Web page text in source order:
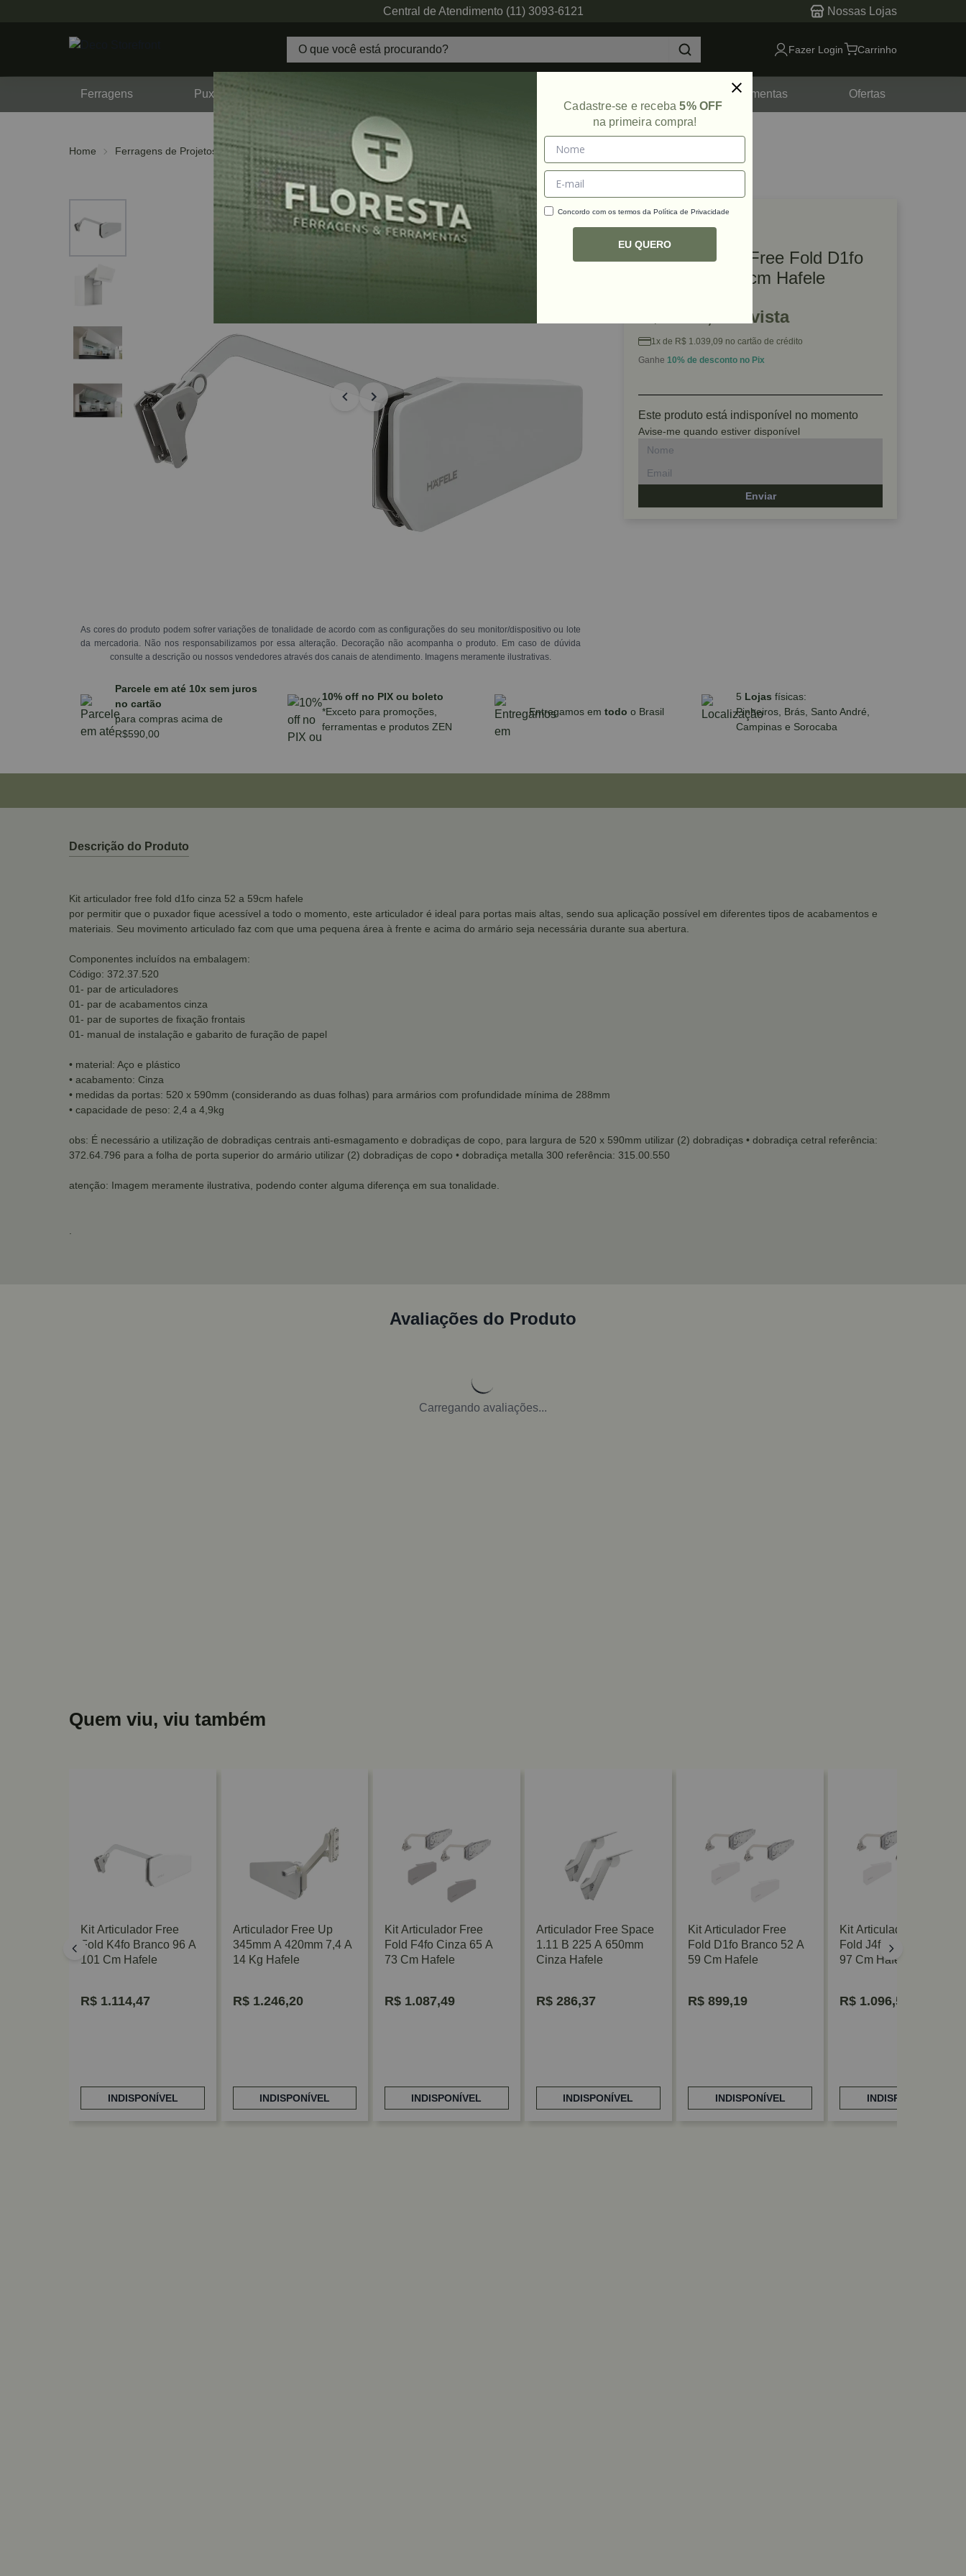
Central de Atendimento (11) 3093-6121 Nossas Lojas
Fazer Login Carrinho
Ferragens Puxadores Ferramentas Ofertas
Home Ferragens de Projetos Hafele Free
As cores do produto podem sofrer variações de tonalidade de acordo com as configurações do seu monitor/dispositivo ou lote
da mercadoria. Não nos responsabilizamos por essa alteração. Decoração não acompanha o produto. Em caso de dúvida
consulte a descrição ou nossos vendedores através dos canais de atendimento. Imagens meramente ilustrativas.
Ref: 46903
Kit Articulador Free Fold D1fo
Cinza 52 a 59 cm Hafele
R$ 1.039,09 à vista
1x de R$ 1.039,09 no cartão de crédito
Ganhe 10% de desconto no Pix
Este produto está indisponível no momento
Avise-me quando estiver disponível
Enviar
Parcele em até 10x sem juros
no cartão
para compras acima de
R$590,00
10% off no PIX ou boleto
*Exceto para promoções,
ferramentas e produtos ZEN
Entregamos em todo o Brasil
5 Lojas físicas:
Pinheiros, Brás, Santo André,
Campinas e Sorocaba
Descrição do Produto
Kit articulador free fold d1fo cinza 52 a 59cm hafele
por permitir que o puxador fique acessível a todo o momento, este articulador é ideal para portas mais altas, sendo sua aplicação possível em diferentes tipos de acabamentos e
materiais. Seu movimento articulado faz com que uma pequena área à frente e acima do armário seja necessária durante sua abertura.
Componentes incluídos na embalagem:
Código: 372.37.520
01- par de articuladores
01- par de acabamentos cinza
01- par de suportes de fixação frontais
01- manual de instalação e gabarito de furação de papel
• material: Aço e plástico
• acabamento: Cinza
• medidas da portas: 520 x 590mm (considerando as duas folhas) para armários com profundidade mínima de 288mm
• capacidade de peso: 2,4 a 4,9kg
obs: É necessário a utilização de dobradiças centrais anti-esmagamento e dobradiças de copo, para largura de 520 x 590mm utilizar (2) dobradiças • dobradiça cetral referência:
372.64.796 para a folha de porta superior do armário utilizar (2) dobradiças de copo • dobradiça metalla 300 referência: 315.00.550
atenção: Imagem meramente ilustrativa, podendo conter alguma diferença em sua tonalidade.
Avaliações do Produto
Carregando avaliações...
Quem viu, viu também
Kit Articulador Free
Fold K4fo Branco 96 A
101 Cm Hafele
R$ 1.114,47
INDISPONÍVEL
Articulador Free Up
345mm A 420mm 7,4 A
14 Kg Hafele
R$1.246,20
INDISPONÍVEL
Kit Articulador Free
Fold F4fo Cinza 65 A
73 Cm Hafele
R$1.087,49
INDISPONÍVEL
Articulador Free Space
1.11 B 225 A 650mm
Cinza Hafele
R$286,37
INDISPONÍVEL
Kit Articulador Free
Fold D1fo Branco 52 A
59 Cm Hafele
R$ 899,19
INDISPONÍVEL
Kit Articulador Free
Fold J4fo Branco 91 A
97 Cm Hafele
R$ 1.096,54
INDISPONÍVEL
Cadastre-se e receba5% OFF
na primeira compra!
Concordo com os termos da Política de Privacidade
EU QUERO